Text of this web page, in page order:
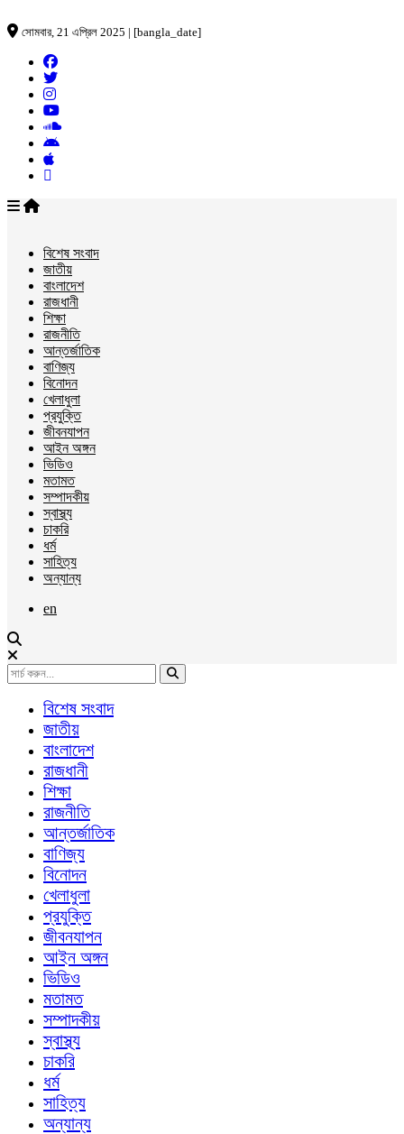
সোমবার, 21 এপ্রিল 2025 | [bangla_date]
বিশেষ সংবাদ
জাতীয়
বাংলাদেশ
রাজধানী
শিক্ষা
রাজনীতি
আন্তর্জাতিক
বাণিজ্য
বিনোদন
খেলাধুলা
প্রযুক্তি
জীবনযাপন
আইন অঙ্গন
ভিডিও
মতামত
সম্পাদকীয়
স্বাস্থ্য
চাকরি
ধর্ম
সাহিত্য
অন্যান্য
en
বিশেষ সংবাদ
জাতীয়
বাংলাদেশ
রাজধানী
শিক্ষা
রাজনীতি
আন্তর্জাতিক
বাণিজ্য
বিনোদন
খেলাধুলা
প্রযুক্তি
জীবনযাপন
আইন অঙ্গন
ভিডিও
মতামত
সম্পাদকীয়
স্বাস্থ্য
চাকরি
ধর্ম
সাহিত্য
অন্যান্য